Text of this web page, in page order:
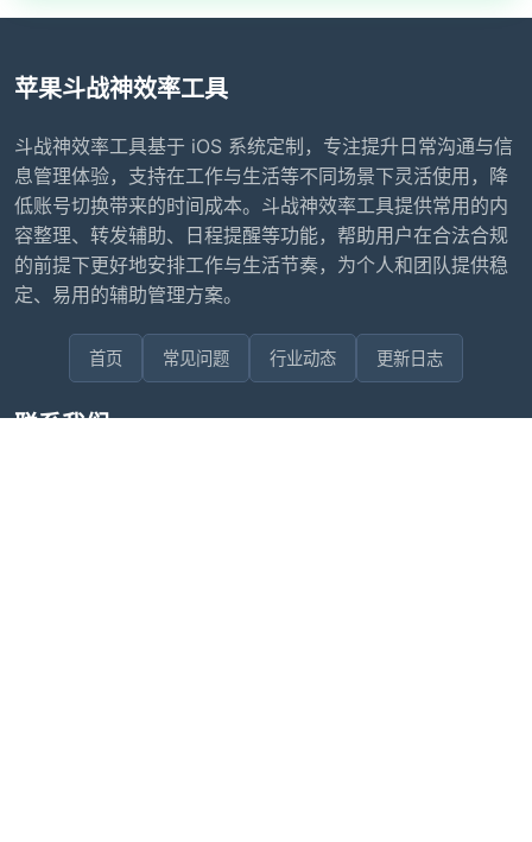
苹果斗战神效率工具
斗战神效率工具基于 iOS 系统定制，专注提升日常沟通与信
息管理体验，支持在工作与生活等不同场景下灵活使用，降
低账号切换带来的时间成本。斗战神效率工具提供常用的内
容整理、转发辅助、日程提醒等功能，帮助用户在合法合规
的前提下更好地安排工作与生活节奏，为个人和团队提供稳
定、易用的辅助管理方案。
首页 常见问题 行业动态 更新日志
联系我们